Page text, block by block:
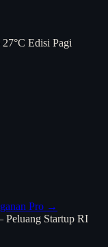
27°C Edisi Pagi
Pro →